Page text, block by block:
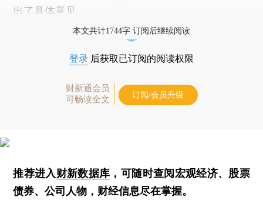
出了具体意见。
本文共计1744字 订阅后继续阅读
登录 后获取已订阅的阅读权限
财新通会员
可畅读全文
订阅/会员升级
推荐进入财新数据库 ，可随时查阅宏观经济、股票
债券、公司人物，财经信息尽在掌握。